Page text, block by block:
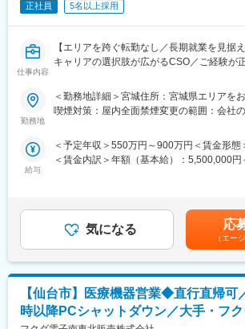
変更の範囲：会社の定める業務
■当グループの特徴：
健診施設として東京23区内に8施設、立川
施設、名古屋市に1施設、札幌市に1施設を
診断から各種人間ドックまで幅広く対応し
親会社であるリゾートトラスト及びオリッ
関としての地位を確実なものにしていきま
変更の範囲：会社の定める業務
正社員 5名以上採用
仕事内容
【エリアを跨ぐ転勤なし／長期就業を見据
キャリアの選択肢が広がるCSO／ご経験が
【はじめに】
～50代まで幅広く活躍しており、長期就業
医師、薬剤師に課題解決するための医薬品
報を収集を行っていただきます。
《具体的には...》
■新薬のプロモーション
■長期収載品の市場拡大
■ジェネリック医薬品のプロモーション
※プロジェクトの状況によっては、選考保留
勤務地
＜勤務地詳細＞宮城住所：宮城県エリアを
喫煙対策：屋内全面禁煙変更の範囲：会社
給与
＜予定年収＞550万円～900万円＜賃金形態
＜賃金内訳＞年額（基本給）：5,500,000
度支給）※ただし支給条件有。賃金はあくま
り、選考を通じて上下する可能性がありま
当を含めた表記です。
気になる 応
（エー
【仙台市】医療機器営業◆直行直帰可
時以降PCシャットダウン／大手・フ